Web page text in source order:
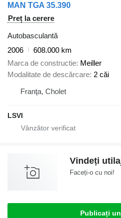
MAN TGA 35.390
Preț la cerere
Autobasculantă
2006
608.000 km
Marca de constructie Meiller
Modalitate de descărcare 2 căi
Franţa, Cholet
LSVI
Vindeți
Faceți-o cu noi!
Publicați